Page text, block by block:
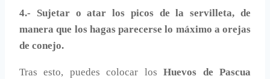
4.- Sujetar o atar los picos de la servilleta, de
manera que los hagas parecerse lo máximo a orejas
de conejo.
Tras esto, puedes colocar losHuevos de Pascua